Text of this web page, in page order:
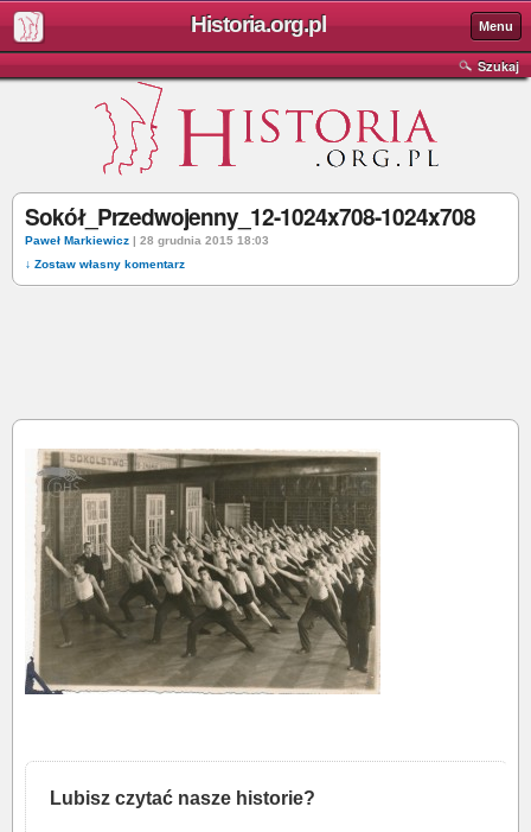
Historia.org.pl Menu
Szukaj
Sokół_Przedwojenny_12-1024x708-1024x708
Paweł Markiewicz | 28 grudnia 2015 18:03
↓ Zostaw własny komentarz
Lubisz czytać nasze historie?